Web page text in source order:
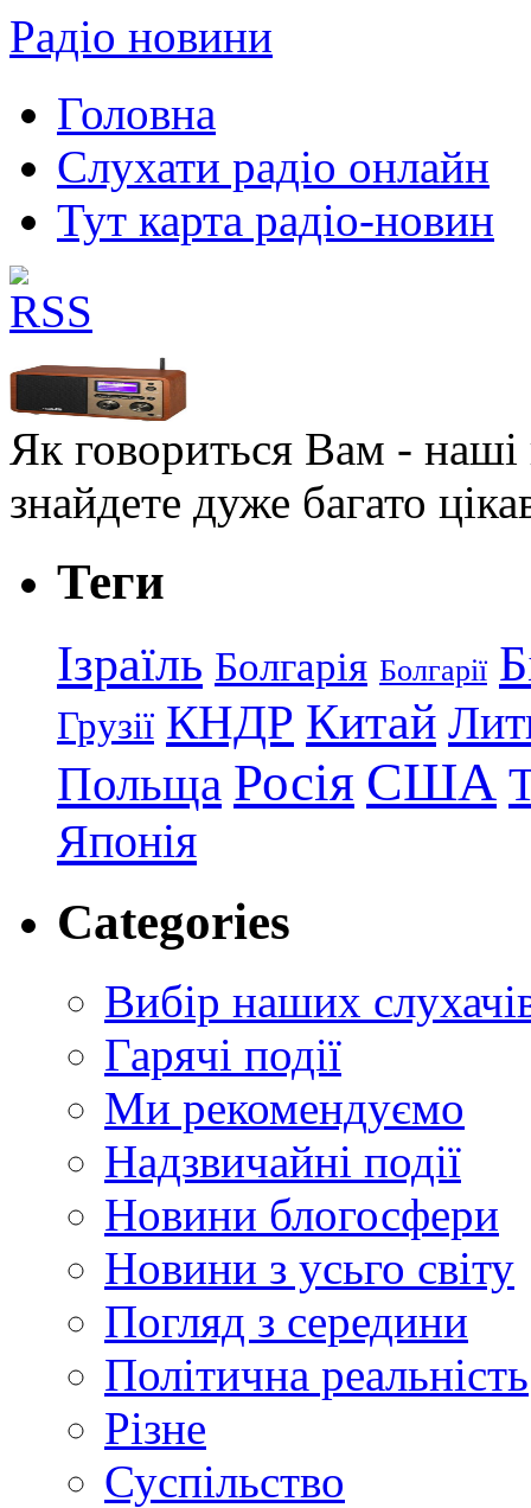
Радіо новини
Головна
Слухати радіо онлайн
Тут карта радіо-новин
Як говориться Вам - наші
знайдете дуже багато
Теги
Ізраїль Болгарія Болгарії
Грузії КНДР Китай
Польща Росія США
Японія
Categories
Вибір наших
Гарячі події
Ми рекомендуємо
Надзвичайні події
Новини блогосфери
Новини з усьго світу
Погляд з середини
Політична реальність
Різне
Суспільство